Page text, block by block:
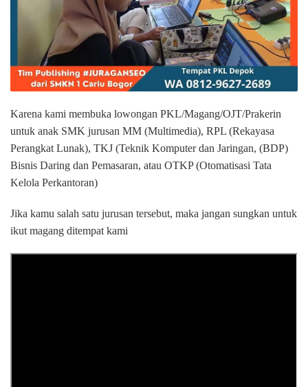
Karena kami membuka lowongan PKL/Magang/OJT/Prakerin
untuk anak SMK jurusan MM (Multimedia), RPL (Rekayasa
Perangkat Lunak), TKJ (Teknik Komputer dan Jaringan, (BDP)
Bisnis Daring dan Pemasaran, atau OTKP (Otomatisasi Tata
Kelola Perkantoran)
Jika kamu salah satu jurusan tersebut, maka jangan sungkan untuk
ikut magang ditempat kami